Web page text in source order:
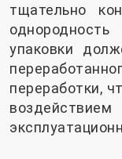
тщательно
упаковки
переработки,